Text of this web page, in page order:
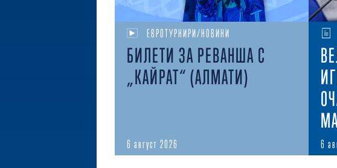
ЕВРОТУРНИРИ/НОВИНИ
БИЛЕТИ ЗА РЕВАНША С
„КАЙРАТ“ (АЛМАТИ)
6 август 2026 6